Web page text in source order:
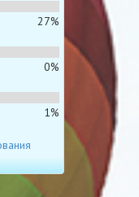
27%
0%
1%